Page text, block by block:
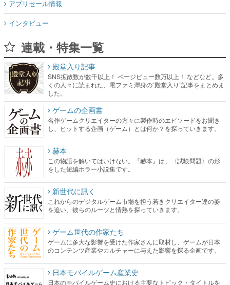
アプリセール情報
インタビュー
連載・特集一覧
殿堂入り記事
SNS拡散数が数千以上！ ページビュー数万以上！ などなど。多
くの人々に読まれた、電ファミ渾身の“殿堂入り”記事をまとめま
した。
ゲームの企画書
名作ゲームクリエイターの方々に製作時のエピソードをお聞き
し、ヒットする企画（ゲーム）とは何か？を探っていきます。
赫本
この物語を解いてはいけない。『赫本』は、〈試験問題〉の形
をした短編ホラー小説集です。
新世代に訊く
これからのデジタルゲーム市場を担う若きクリエイター達の姿
を追い、彼らのルーツと情熱を探っていきます。
ゲーム世代の作家たち
ゲームに多大な影響を受けた作家さんに取材し、ゲームが日本
のコンテンツ産業やカルチャーに与えた影響を探る企画です。
日本モバイルゲーム産業史
日本のモバイルゲーム史における主要なトピック・タイトルを